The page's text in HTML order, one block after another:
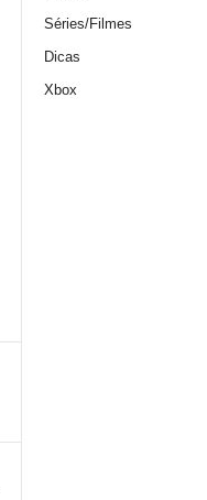
Séries/Filmes
Dicas
Xbox